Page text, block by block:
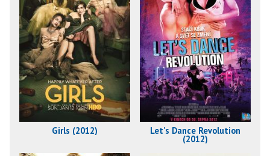
Girls (2012) Let's Dance Revolution
(2012)